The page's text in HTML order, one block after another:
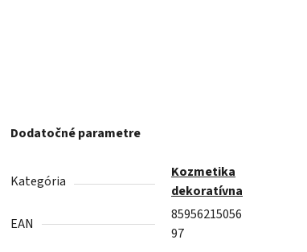
Dodatočné parametre
Kategória
Kozmetika
dekoratívna
EAN
85956215056
97